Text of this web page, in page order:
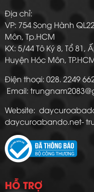
Địa chỉ:
VP: 754 Song Hành
Môn, Tp.HCM
KX: 5/44 Tô Ký 8, Tổ 81,
Huyện Hóc Môn,
Điện thoại: 028.
Email:
Website:
daycuroabando.net-
HỖ TRỢ